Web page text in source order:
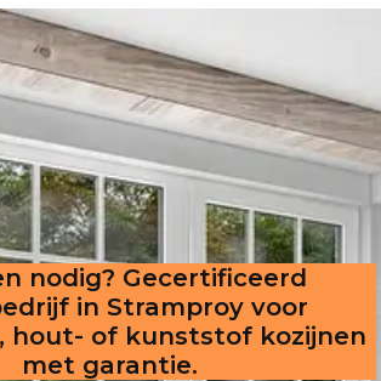
nodig? Gecertificeerd
in Stramproy voor
hout- of kunststof kozijnen
met garantie.